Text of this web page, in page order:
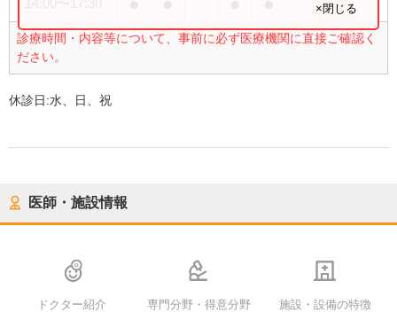
診療時間・内容等について、事前に必ず医療機関に直接ご確認く
ださい。
×閉じる
休診日:水、日、祝
医師・施設情報
ドクター紹介 専門分野・得意分野 施設・設備の特徴